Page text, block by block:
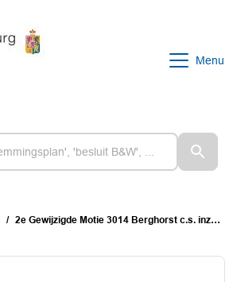
Menu
2e Gewijzigde Motie 3014 Berghorst c.s. inzake Grip op arbeidsmigratie